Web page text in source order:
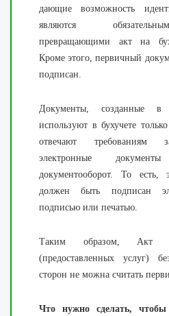
дающие возможность
являются
превращающими акт на
Кроме этого, первичный
подписан.
Документы, созданные в
используют в бухучете
отвечают требованиям
электронные
документооборот. То есть,
должен быть подписан
подписью или печатью.
Таким образом, Акт
(предоставленных услуг)
сторон не можна считать
Что нужно сделать,